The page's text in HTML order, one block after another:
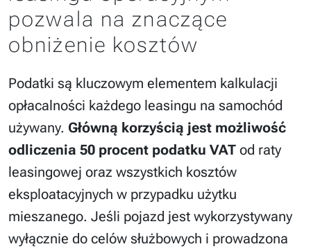
pozwala na znaczące
obniżenie kosztów
Podatki są kluczowym elementem kalkulacji
opłacalności każdego leasingu na samochód
używany. Główną korzyścią jest możliwość
odliczenia 50 procent podatku VAT od raty
leasingowej oraz wszystkich kosztów
eksploatacyjnych w przypadku użytku
mieszanego. Jeśli pojazd jest wykorzystywany
wyłącznie do celów służbowych i prowadzona